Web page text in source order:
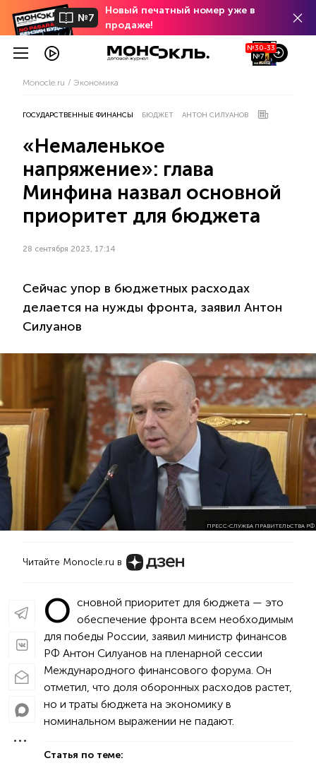
№7
Новый печатный номер уже в
продаже!
№30-33
№7
Monocle.ru Экономика
ГОСУДАРСТВЕННЫЕ ФИНАНСЫ БЮДЖЕТ АНТОН СИЛУАНОВ
«Немаленькое
напряжение»: глава
Минфина назвал основной
приоритет для бюджета
28 сентября 2023, 17:14
Сейчас упор в бюджетных расходах
делается на нужды фронта, заявил Антон
Силуанов
ПРЕСС-СЛУЖБА ПРАВИТЕЛЬСТВА РФ
Читайте Monocle.ru в
О сновной приоритет для бюджета — это
обеспечение фронта всем необходимым
для победы России, заявил министр финансов
РФ Антон Силуанов на пленарной сессии
Международного финансового форума. Он
отметил, что доля оборонных расходов растет,
но и траты бюджета на экономику в
номинальном выражении не падают.
Статья по теме: